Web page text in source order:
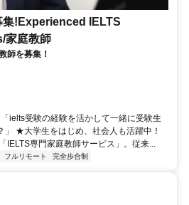
集!Experienced IELTS
家庭教師
師を募集！
ielts受験の経験を活かして一緒に受験生
」 ★大学生をはじめ、社会人も活躍中！
専門家庭教師サービス」。従来...
フルリモート 完全歩合制